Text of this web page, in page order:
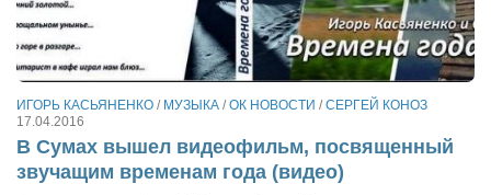
Сам себе доктор
Активный отдых
Арт-менеджеры
ИГОРЬ КАСЬЯНЕНКО / МУЗЫКА /ОК НОВОСТИ /СЕРГЕЙ КОНОЗ
17.04.2016
В Сумах вышел видеофильм, посвященный
звучащим временам года (видео)